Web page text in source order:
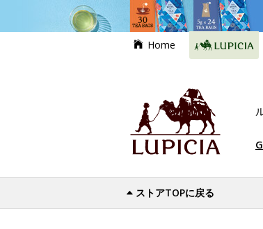
Home
ストアTOPに戻る